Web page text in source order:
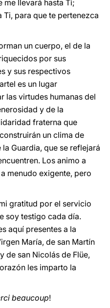
me llevará hasta Ti;
para que te pertenezca
un cuerpo, el de la
por sus
y sus respectivos
es un lugar
las virtudes humanas del
y de la
fraterna que
un clima de
Guardia, que se reflejará
Los animo a
menudo exigente, pero
gratitud por el servicio
soy testigo cada día.
aquí presentes a la
María, de san Martín
de san Nicolás de Flüe,
les imparto la
beaucoup!